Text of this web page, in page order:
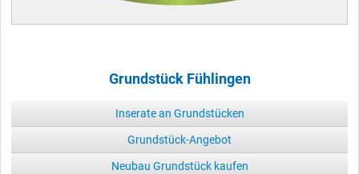
Grundstück Fühlingen
Inserate an Grundstücken
Grundstück-Angebot
Neubau Grundstück kaufen